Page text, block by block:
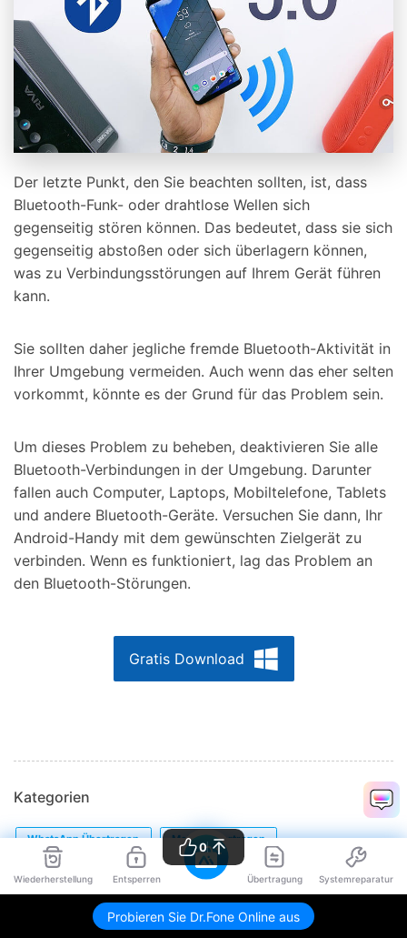
Wiederherstellung Entsperren Übertragung Systemreparatur
Probieren Sie Dr.Fone Online aus
Der letzte Punkt, den Sie beachten sollten, ist, dass
Bluetooth-Funk- oder drahtlose Wellen sich
gegenseitig stören können. Das bedeutet, dass sie sich
gegenseitig abstoßen oder sich überlagern können,
was zu Verbindungsstörungen auf Ihrem Gerät führen
kann.
Sie sollten daher jegliche fremde Bluetooth-Aktivität in
Ihrer Umgebung vermeiden. Auch wenn das eher selten
vorkommt, könnte es der Grund für das Problem sein.
Um dieses Problem zu beheben, deaktivieren Sie alle
Bluetooth-Verbindungen in der Umgebung. Darunter
fallen auch Computer, Laptops, Mobiltelefone, Tablets
und andere Bluetooth-Geräte. Versuchen Sie dann, Ihr
Android-Handy mit dem gewünschten Zielgerät zu
verbinden. Wenn es funktioniert, lag das Problem an
den Bluetooth-Störungen.
Gratis Download
Kategorien
WhatsApp Übertragen Mobile Übertragen
Daten Verwalten Sicherung Daten Wiederherstellen
Handy Reparieren Cloud
0